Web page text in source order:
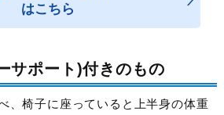
はこちら
サポート)付きのもの
、椅子に座っていると上半身の体重